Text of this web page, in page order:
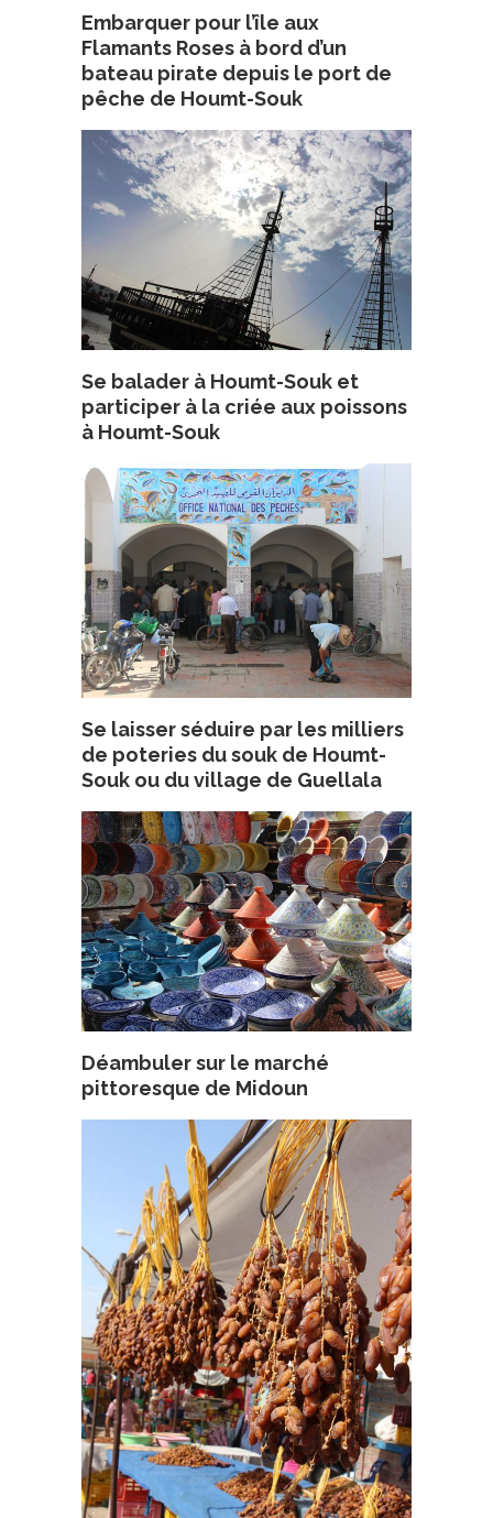
Embarquer pour l’île aux
Flamants Roses à bord d’un
bateau pirate depuis le port de
pêche de Houmt-Souk
Se balader à Houmt-Souk et
participer à la criée aux poissons
à Houmt-Souk
Se laisser séduire par les milliers
de poteries du souk de Houmt-
Souk ou du village de Guellala
Déambuler sur le marché
pittoresque de Midoun